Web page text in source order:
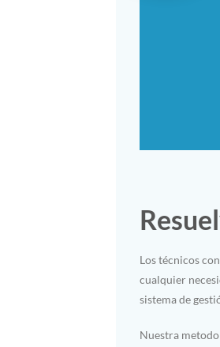
Los técnicos
cualquier
sistema de
Nuestra